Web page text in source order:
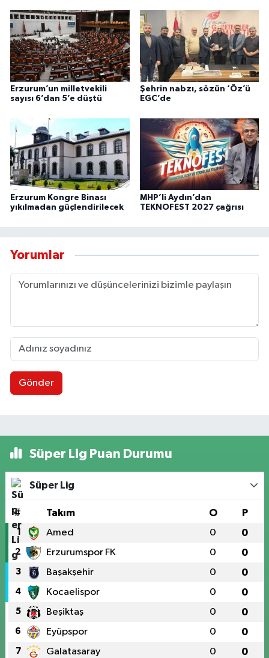
Erzurum’un milletvekili
sayısı 6’dan 5’e düştü
Şehrin nabzı, sözün ‘Öz’ü
EGC’de
Erzurum Kongre Binası
yıkılmadan güçlendirilecek
MHP’li Aydın’dan
TEKNOFEST 2027 çağrısı
Yorumlar
Gönder
Süper Lig Puan Durumu
Süper Lig
# Takım O P
1 Amed 0 0
2 Erzurumspor FK 0 0
3 Başakşehir 0 0
4 Kocaelispor 0 0
5 Beşiktaş 0 0
6 Eyüpspor 0 0
7 Galatasaray 0 0